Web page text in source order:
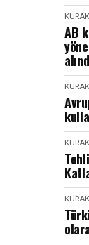
AB